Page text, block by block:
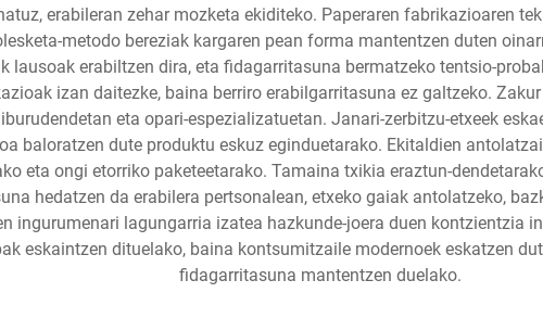
erabileran zehar mozketa ekiditeko. Paperaren fabrikazioaren
metodo bereziak kargaren pean forma mantentzen duten
lausoak erabiltzen dira, eta fidagarritasuna bermatzeko tentsio-
izan daitezke, baina berriro erabilgarritasuna ez galtzeko.
eta opari-espezializatuetan. Janari-zerbitzu-etxeek
baloratzen dute produktu eskuz eginduetarako. Ekitaldien
eta ongi etorriko paketeetarako. Tamaina txikia eraztun-
hedatzen da erabilera pertsonalean, etxeko gaiak antolatzeko,
ingurumenari lagungarria izatea hazkunde-joera duen kontzientzia
eskaintzen dituelako, baina kontsumitzaile modernoek eskatzen
fidagarritasuna mantentzen duelako.